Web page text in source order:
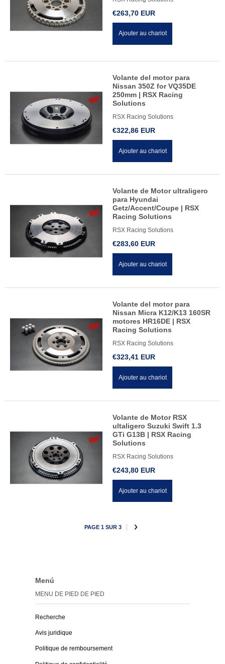
€263,70 EUR
Ajouter au chariot
Volante del motor para
Nissan 350Z for VQ35DE
250mm | RSX Racing
Solutions
RSX Racing Solutions
€322,86 EUR
Ajouter au chariot
Volante de Motor ultraligero
para Hyundai
Getz/Accent/Coupe | RSX
Racing Solutions
RSX Racing Solutions
€283,60 EUR
Ajouter au chariot
Volante del motor para
Nissan Micra K12/K13 160SR
motores HR16DE | RSX
Racing Solutions
RSX Racing Solutions
€323,41 EUR
Ajouter au chariot
Volante de Motor RSX
ultaligero Suzuki Swift 1.3
GTi G13B | RSX Racing
Solutions
RSX Racing Solutions
€243,80 EUR
Ajouter au chariot
PAGE 1 SUR 3
Menú
MENU DE PIED DE PIED
Recherche
Avis juridique
Politique de remboursement